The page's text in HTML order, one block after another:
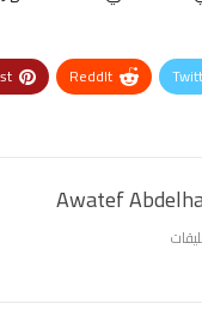
ReddIt
Awatef